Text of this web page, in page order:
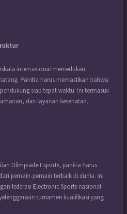
internasional memerlukan
Panitia harus memastikan bahwa
siap tepat waktu. Ini termasuk
dan layanan kesehatan.
Olimpiade Esports, panitia harus
pemain-pemain terbaik di dunia. Ini
federasi Electronic Sports nasional
turnamen kualifikasi yang